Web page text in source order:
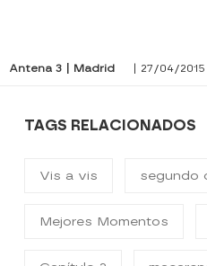
Antena 3 | Madrid | 27/04/2015
TAGS RELACIONADOS
Vis a vis segundo
Mejores Momentos